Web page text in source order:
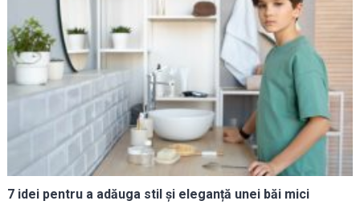
7 idei pentru a adăuga stil și eleganță unei băi mici